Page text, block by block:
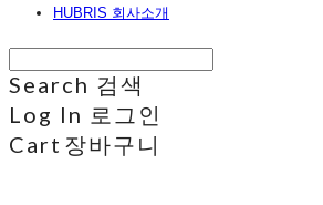
HUBRIS 회사소개
Search 검색
Log In 로그인
Cart 장바구니